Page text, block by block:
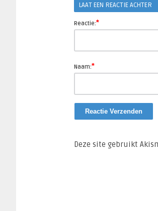
LAAT EEN REACTIE ACHTER
Reactie:*
Naam:*
Deze site gebruikt